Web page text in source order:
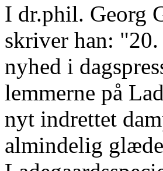
I dr.phil. Georg
skriver han:
nyhed i
lemmerne på
nyt indrettet
almindelig